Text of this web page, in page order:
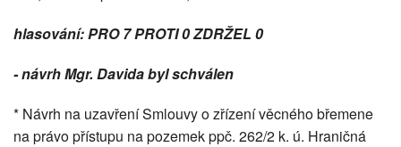
hlasování: PRO 7 PROTI 0 ZDRŽEL 0
-návrh Mgr. Davida byl schválen
* Návrh na uzavření Smlouvy o zřízení věcného břemene
na právo přístupu na pozemek ppč. 262/2 k. ú. Hraničná